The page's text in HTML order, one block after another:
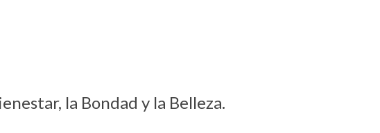
la Bondad y la Belleza.